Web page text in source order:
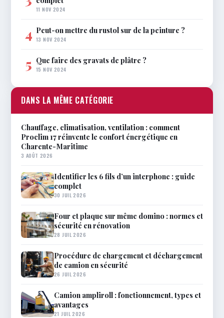
11 NOV 2024
4 Peut-on mettre du rustol sur de la peinture ?
13 NOV 2024
5 Que faire des gravats de plâtre ?
15 NOV 2024
DANS LA MÊME CATÉGORIE
Chauffage, climatisation, ventilation : comment
Proclim 17 réinvente le confort énergétique en
Charente-Maritime
3 AOÛT 2026
Identifier les 6 fils d’un interphone : guide
complet
30 JUIL 2026
Four et plaque sur même domino : normes et
sécurité en rénovation
28 JUIL 2026
Procédure de chargement et déchargement
de camion en sécurité
26 JUIL 2026
Camion ampliroll : fonctionnement, types et
avantages
21 JUIL 2026